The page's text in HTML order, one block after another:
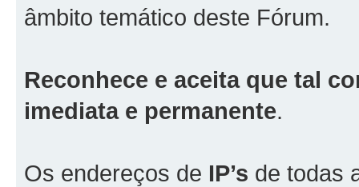
âmbito temático deste Fórum.
Reconhece e aceita que tal
imediata e permanente.
Os endereços de IP’s de todas